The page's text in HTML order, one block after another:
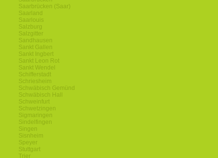
Saarbrücken (Saar)
Saarland
Saarlouis
Salzburg
Salzgitter
Sandhausen
Sankt Gallen
Sankt Ingbert
Sankt Leon Rot
Sankt Wendel
Schifferstadt
Schriesheim
Schwäbisch Gemünd
Schwäbisch Hall
Schweinfurt
Schwetzingen
Sigmaringen
Sindelfingen
Singen
Sisnheim
Speyer
Stuttgart
Trier